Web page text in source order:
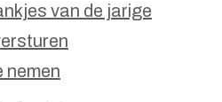
van de jarige
nemen